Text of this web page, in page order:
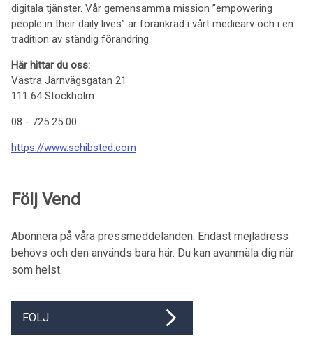
digitala tjänster. Vår gemensamma mission ”empowering
people in their daily lives” är förankrad i vårt mediearv och i en
tradition av ständig förändring.
Här hittar du oss:
Västra Järnvägsgatan 21
111 64 Stockholm
08 - 725 25 00
https://www.schibsted.com
Följ Vend
Abonnera på våra pressmeddelanden. Endast mejladress
behövs och den används bara här. Du kan avanmäla dig när
som helst.
FÖLJ